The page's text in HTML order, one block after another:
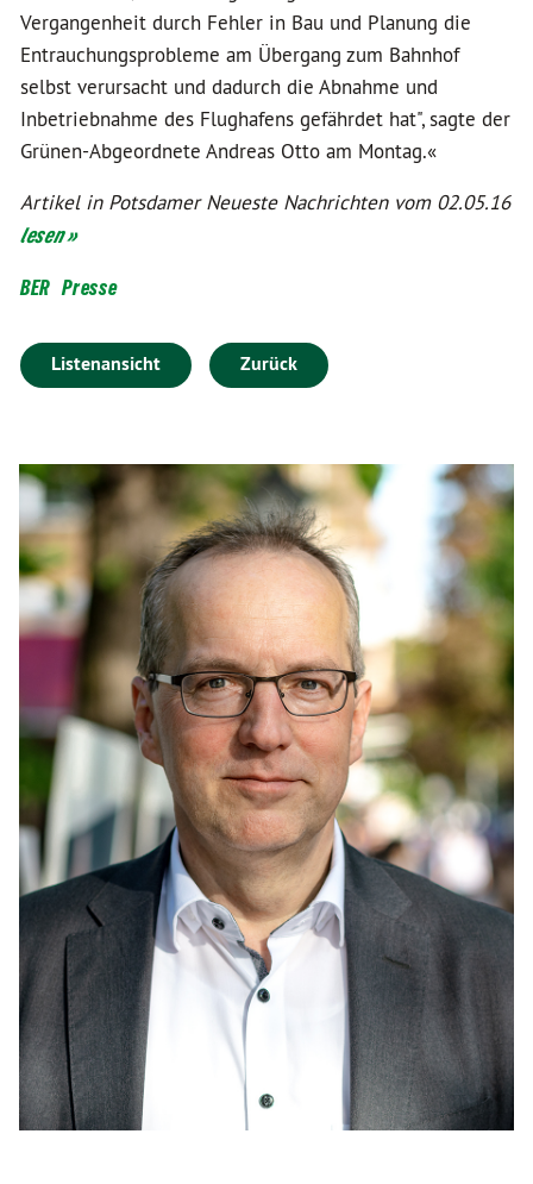
Vergangenheit durch Fehler in Bau und Planung die
Entrauchungsprobleme am Übergang zum Bahnhof
selbst verursacht und dadurch die Abnahme und
Inbetriebnahme des Flughafens gefährdet hat", sagte der
Grünen-Abgeordnete Andreas Otto am Montag.«
Artikel in Potsdamer Neueste Nachrichten vom 02.05.16
lesen »
BER Presse
Listenansicht Zurück